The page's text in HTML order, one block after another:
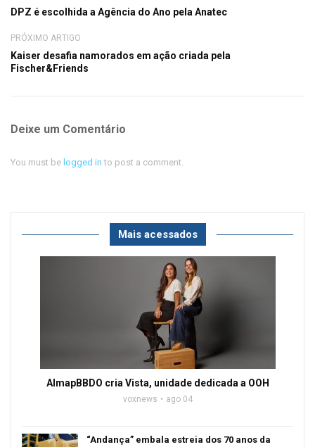
DPZ é escolhida a Agência do Ano pela Anatec
PRÓXIMO ARTIGO
Kaiser desafia namorados em ação criada pela
Fischer&Friends
Deixe um Comentário
You must be logged in to post a comment.
Mais acessados
AlmapBBDO cria Vista, unidade dedicada a OOH
voxnews ago 04
“Andança” embala estreia dos 70 anos da